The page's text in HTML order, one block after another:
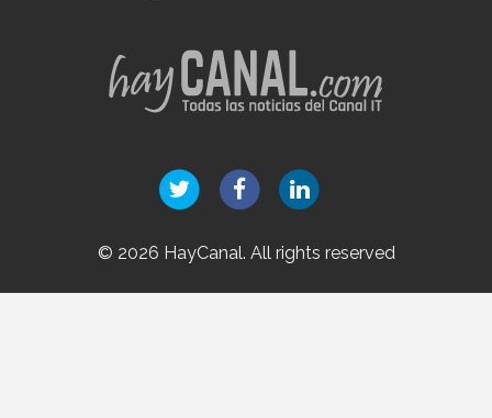
© 2026 HayCanal. All rights reserved